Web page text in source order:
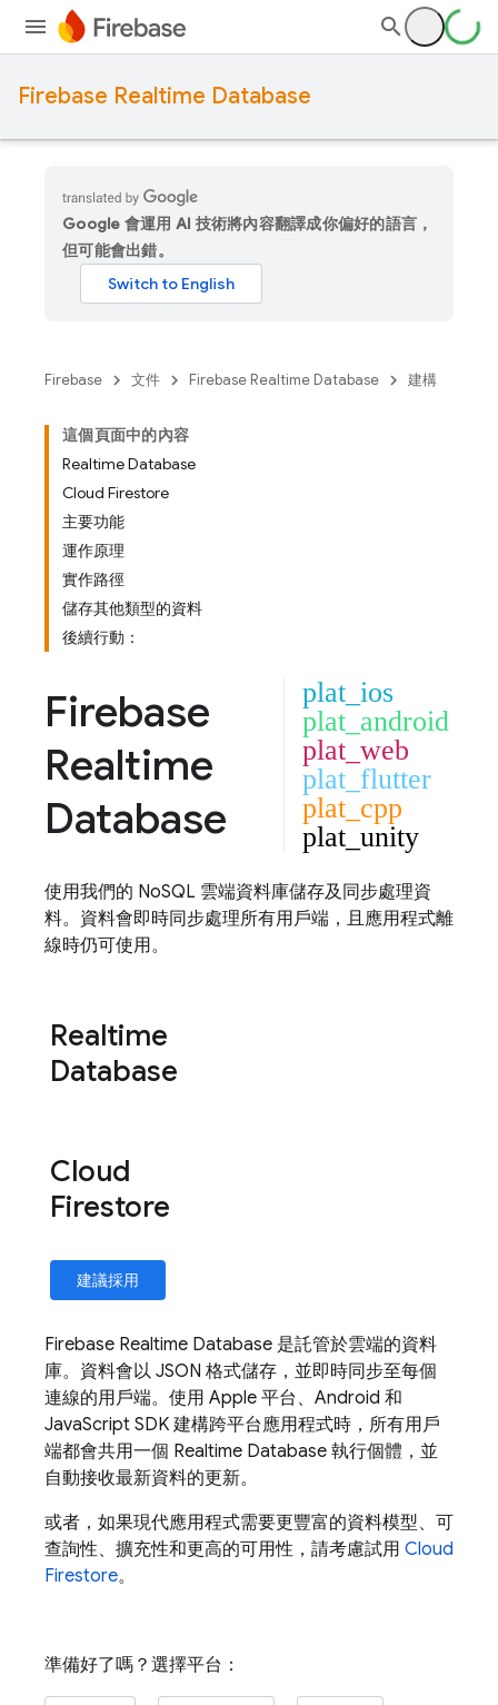
Firebase Realtime Database
Google 會運用 AI 技術將內容翻譯成你偏好的語言，
但可能會出錯。
Firebase 文件 Firebase Realtime Database 建構
這個頁面中的內容
Realtime Database
Cloud Firestore
主要功能
運作原理
實作路徑
儲存其他類型的資料
後續行動：
Firebase
Realtime
Database
plat_ios
plat_android
plat_web
plat_flutter
plat_cpp
plat_unity
使用我們的 NoSQL 雲端資料庫儲存及同步處理資
料。資料會即時同步處理所有用戶端，且應用程式離
線時仍可使用。
Realtime
Database
Cloud
Firestore
建議採用
Firebase Realtime Database 是託管於雲端的資料
庫。資料會以 JSON 格式儲存，並即時同步至每個
連線的用戶端。使用 Apple 平台、Android 和
JavaScript SDK 建構跨平台應用程式時，所有用戶
端都會共用一個 Realtime Database 執行個體，並
自動接收最新資料的更新。
或者，如果現代應用程式需要更豐富的資料模型、可
查詢性、擴充性和更高的可用性，請考慮試用 Cloud
Firestore。
準備好了嗎？選擇平台：